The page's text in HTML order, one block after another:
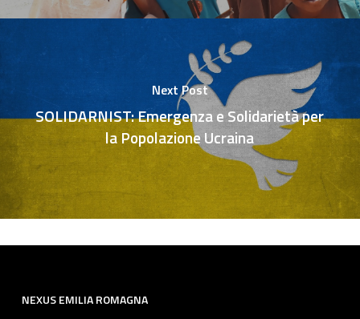
Next Post
SOLIDARNIST: Emergenza e Solidarietà per
la Popolazione Ucraina
NEXUS EMILIA ROMAGNA